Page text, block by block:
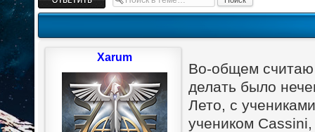
Во-общем считаю
делать было
Лето, с
учеником
Xarum